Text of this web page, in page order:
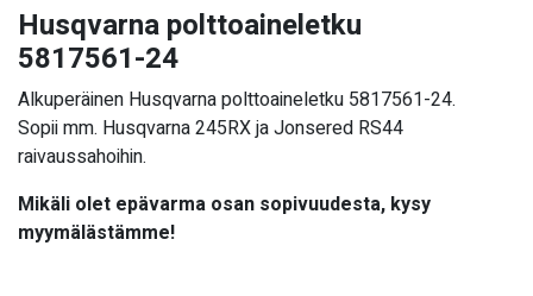
Husqvarna polttoaineletku
5817561-24
Alkuperäinen Husqvarna polttoaineletku 5817561-24.
Sopii mm. Husqvarna245RX ja Jonsered RS44
raivaussahoihin.
Mikäli olet epävarma osan sopivuudesta, kysy
myymälästämme!